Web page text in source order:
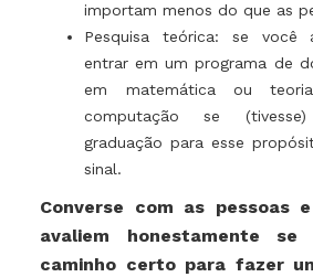
importam menos do que as
Pesquisa teórica: se você
entrar em um programa de
em matemática ou
computação se
graduação para esse
sinal.
Converse com as pessoas
avaliem honestamente
caminho certo para fazer